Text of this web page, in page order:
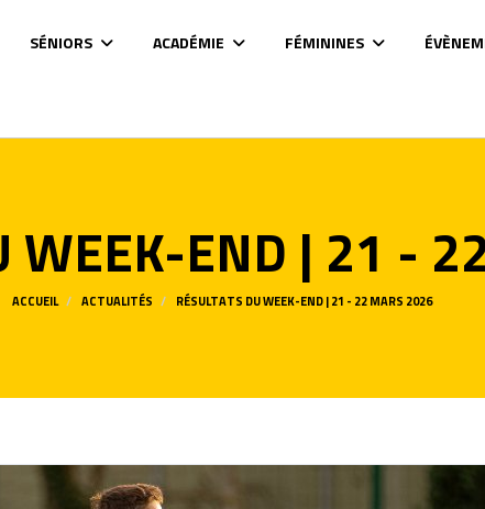
SÉNIORS ACADÉMIE FÉMININES
WEEK-END | 21 -
ACCUEIL ACTUALITÉS RÉSULTATS DU WEEK-END | 21 - 22 MARS 2026